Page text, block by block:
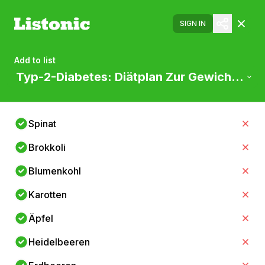
SIGN IN
Add to list
Typ-2-Diabetes: Diätplan Zur
Spinat
Brokkoli
Blumenkohl
Karotten
Äpfel
Heidelbeeren